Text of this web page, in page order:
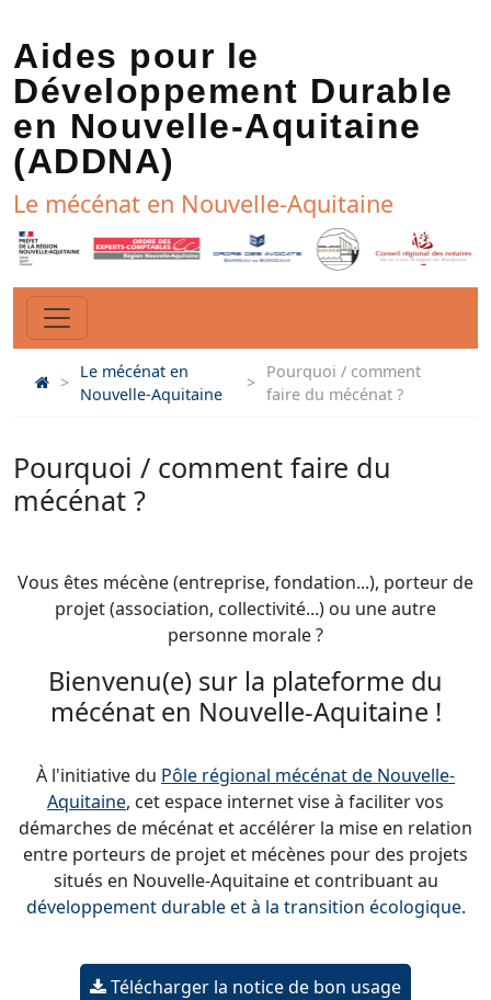
Aides pour le
Développement Durable
en Nouvelle-Aquitaine
(ADDNA)
Le mécénat en Nouvelle-Aquitaine
>
Le mécénat en
Nouvelle-Aquitaine
>
Pourquoi / comment
faire du mécénat ?
Pourquoi / comment faire du
mécénat ?
Vous êtes mécène (entreprise, fondation...), porteur de
projet (association, collectivité...) ou une autre
personne morale ?
Bienvenu(e) sur la plateforme du
mécénat en Nouvelle-Aquitaine !
À l'initiative du Pôle régional mécénat de Nouvelle-
Aquitaine, cet espace internet vise à faciliter vos
démarches de mécénat et accélérer la mise en relation
entre porteurs de projet et mécènes pour des projets
situés en Nouvelle-Aquitaine et contribuant au
développement durable et à la transition écologique.
Télécharger la notice de bon usage